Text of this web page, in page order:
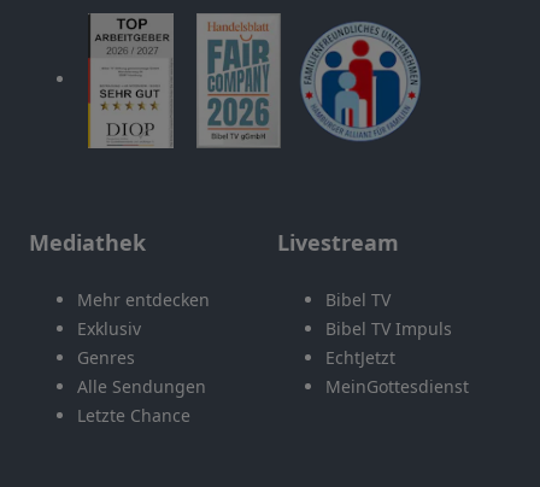
Mediathek
Mehr entdecken
Exklusiv
Genres
Alle Sendungen
Letzte Chance
Livestream
Bibel TV
Bibel TV Impuls
EchtJetzt
MeinGottesdienst